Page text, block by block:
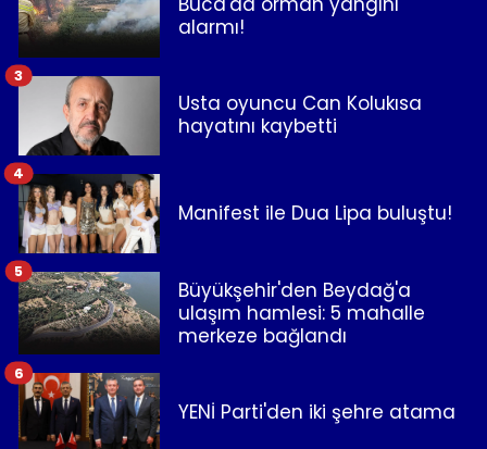
alarmı!
Usta oyuncu Can Kolukısa
hayatını kaybetti
3
Manifest ile Dua Lipa buluştu!
4
Büyükşehir'den Beydağ'a
ulaşım hamlesi: 5 mahalle
merkeze bağlandı
5
YENİ Parti'den iki şehre atama
6